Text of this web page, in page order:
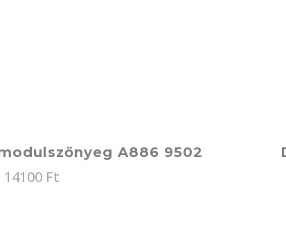
A886 9502
14100 Ft